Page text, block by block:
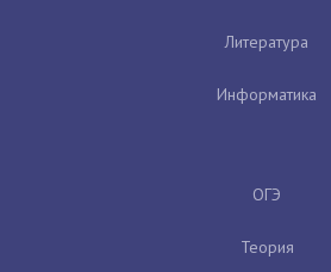
Литература
Информатика
ОГЭ
Теория